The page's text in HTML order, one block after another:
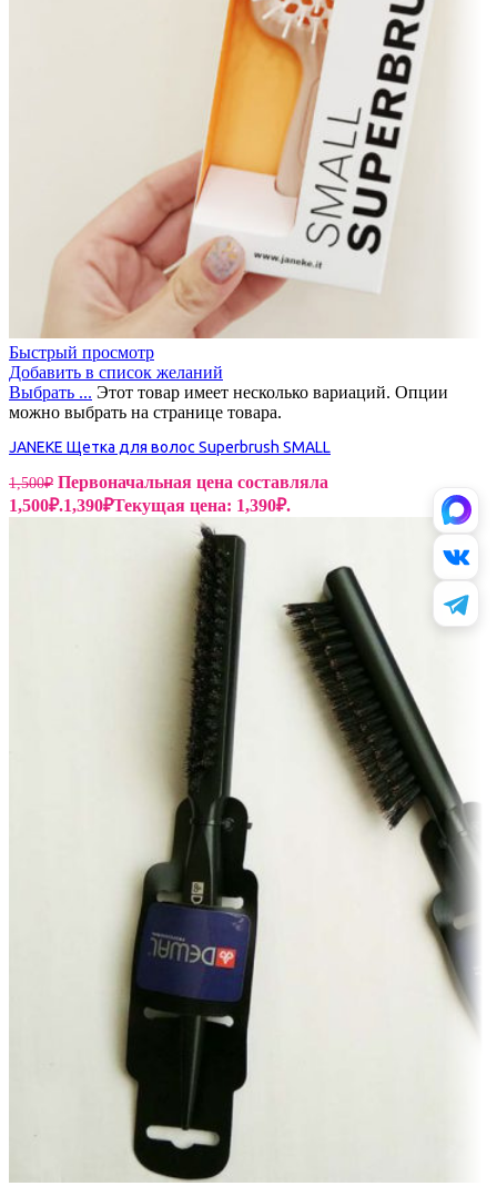
Быстрый просмотр
Добавить в список желаний
Выбрать ... Этот товар имеет несколько вариаций. Опции
можно выбрать на странице товара.
JANEKE Щетка для волос Superbrush SMALL
1,500₽ Первоначальная цена составляла
1,500₽.1,390₽Текущая цена: 1,390₽.